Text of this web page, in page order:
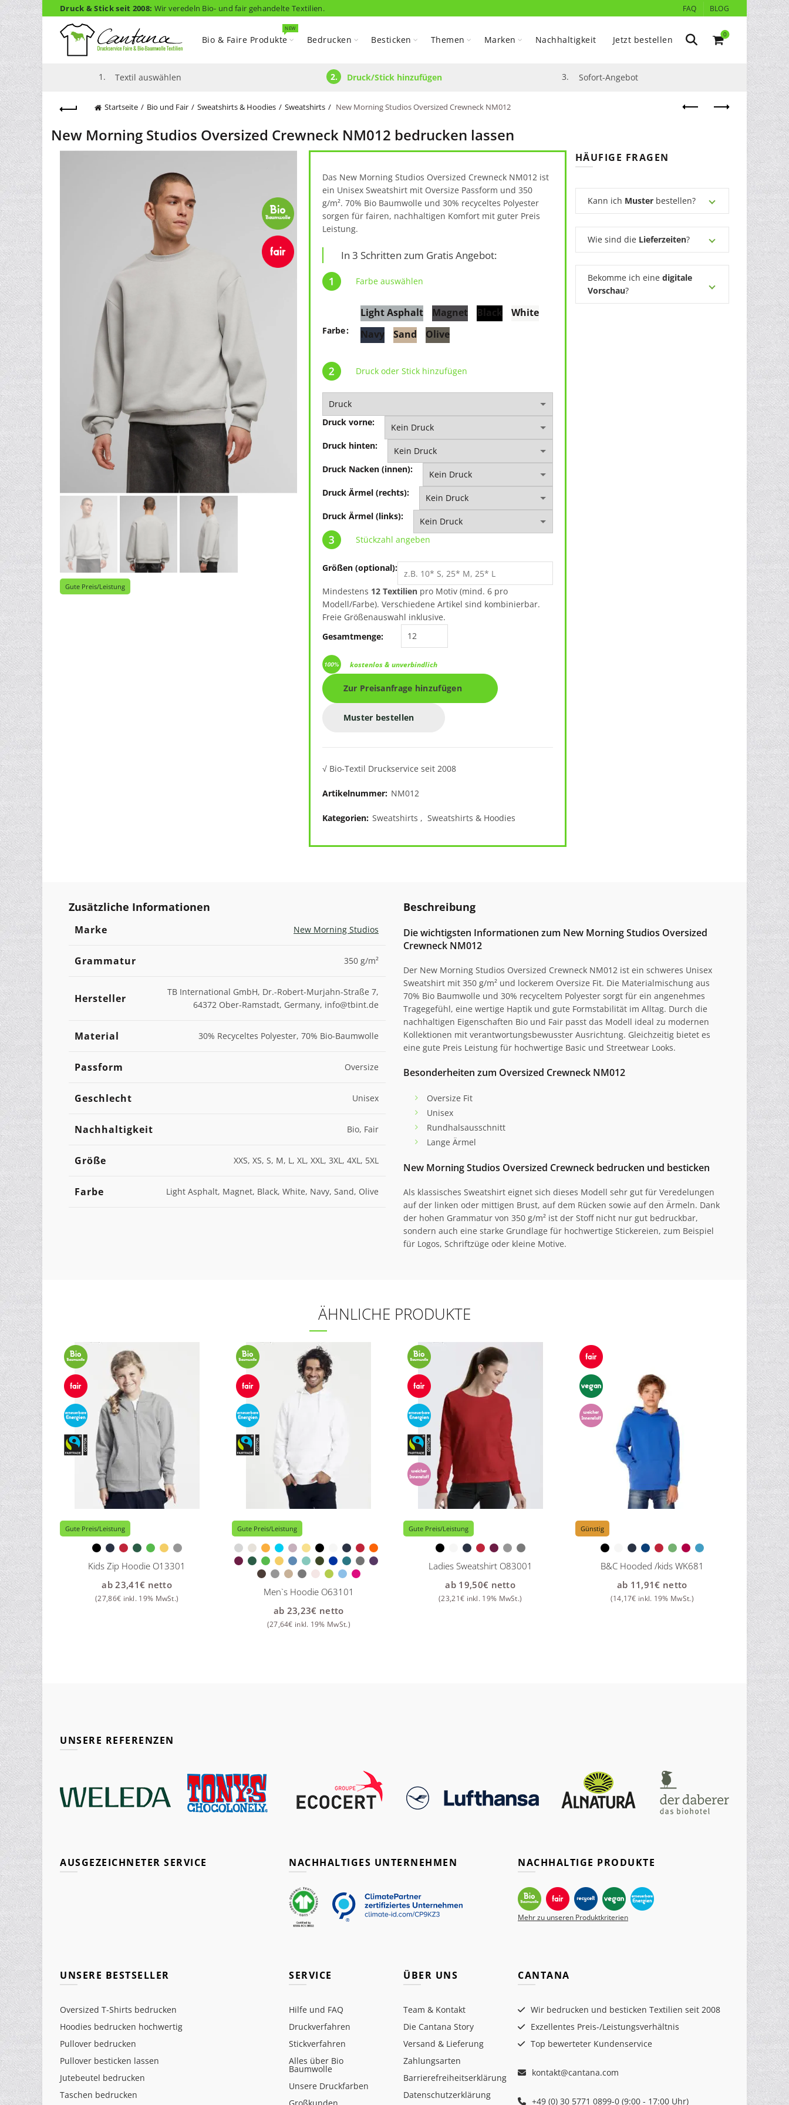
Druck & Stick seit 2008: Wir veredeln Bio- und fair gehandelte Textilien. FAQ BLOG
Bio & Faire Produkte
NEW
Bedrucken Besticken Themen Marken Nachhaltigkeit Jetzt bestellen 0
1. Textil auswählen 2. Druck/Stick hinzufügen 3. Sofort-Angebot
Startseite Bio und Fair Sweatshirts & Hoodies Sweatshirts New Morning Studios Oversized Crewneck NM012
New Morning Studios Oversized Crewneck NM012 bedrucken lassen
Gute Preis/Leistung
Das New Morning Studios Oversized Crewneck NM012 ist
ein Unisex Sweatshirt mit Oversize Passform und 350
g/m². 70% Bio Baumwolle und 30% recyceltes Polyester
sorgen für fairen, nachhaltigen Komfort mit guter Preis
Leistung.
In 3 Schritten zum Gratis Angebot:
Farbe auswählen
Farbe
Light Asphalt Magnet Black
White
Navy
Sand Olive
Druck oder Stick hinzufügen
Druck vorne:
Druck hinten:
Druck Nacken (innen):
Druck Ärmel (rechts):
Druck Ärmel (links):
Stückzahl angeben
Größen (optional):
Mindestens 12 Textilienpro Motiv (mind. 6 pro
Modell/Farbe). Verschiedene Artikel sind kombinierbar.
Freie Größenauswahl inklusive.
Gesamtmenge:
kostenlos & unverbindlich
Muster bestellen
√ Bio-Textil Druckservice seit 2008
Artikelnummer: NM012
Kategorien: Sweatshirts , Sweatshirts & Hoodies
HÄUFIGE FRAGEN
Kann ich Musterbestellen?
Wie sind die Lieferzeiten?
Bekomme ich eine digitale
Vorschau?
Zusätzliche Informationen
Marke New Morning Studios
Grammatur 350 g/m²
Hersteller
TB International GmbH, Dr.-Robert-Murjahn-Straße 7,
64372 Ober-Ramstadt, Germany, info@tbint.de
Material 30% Recyceltes Polyester, 70% Bio-Baumwolle
Passform Oversize
Geschlecht Unisex
Nachhaltigkeit Bio, Fair
Größe XXS, XS, S, M, L, XL, XXL, 3XL, 4XL, 5XL
Farbe Light Asphalt, Magnet, Black, White, Navy, Sand, Olive
Beschreibung
Die wichtigsten Informationen zum New Morning Studios Oversized
Crewneck NM012
Der New Morning Studios Oversized Crewneck NM012 ist ein schweres Unisex
Sweatshirt mit 350 g/m² und lockerem Oversize Fit. Die Materialmischung aus
70% Bio Baumwolle und 30% recyceltem Polyester sorgt für ein angenehmes
Tragegefühl, eine wertige Haptik und gute Formstabilität im Alltag. Durch die
nachhaltigen Eigenschaften Bio und Fair passt das Modell ideal zu modernen
Kollektionen mit verantwortungsbewusster Ausrichtung. Gleichzeitig bietet es
eine gute Preis Leistung für hochwertige Basic und Streetwear Looks.
Besonderheiten zum Oversized Crewneck NM012
Oversize Fit
Unisex
Rundhalsausschnitt
Lange Ärmel
New Morning Studios Oversized Crewneck bedrucken und besticken
Als klassisches Sweatshirt eignet sich dieses Modell sehr gut für Veredelungen
auf der linken oder mittigen Brust, auf dem Rücken sowie auf den Ärmeln. Dank
der hohen Grammatur von 350 g/m² ist der Stoff nicht nur gut bedruckbar,
sondern auch eine starke Grundlage für hochwertige Stickereien, zum Beispiel
für Logos, Schriftzüge oder kleine Motive.
ÄHNLICHE PRODUKTE
Gute Preis/Leistung
Kids Zip Hoodie O13301
ab23,41€ netto
(27,86€ inkl. 19% MwSt.)
Gute Preis/Leistung
Men`s Hoodie O63101
ab 23,23€ netto
(27,64€ inkl. 19% MwSt.)
Gute Preis/Leistung
Ladies Sweatshirt O83001
ab 19,50€ netto
(23,21€ inkl. 19% MwSt.)
Günstig
B&C Hooded /kids WK681
ab 11,91€ netto
(14,17€ inkl. 19% MwSt.)
UNSERE REFERENZEN
AUSGEZEICHNETER SERVICE NACHHALTIGES UNTERNEHMEN NACHHALTIGE PRODUKTE
Mehr zu unseren Produktkriterien
UNSERE BESTSELLER
Oversized T-Shirts bedrucken
Hoodies bedrucken hochwertig
Pullover bedrucken
Pullover besticken lassen
Jutebeutel bedrucken
Taschen bedrucken
SERVICE
Hilfe und FAQ
Druckverfahren
Stickverfahren
Alles über Bio
Baumwolle
Unsere Druckfarben
ÜBER UNS
Team & Kontakt
Die Cantana Story
Versand & Lieferung
Zahlungsarten
Barrierefreiheitserklärung
Datenschutzerklärung
CANTANA
Wir bedrucken und besticken Textilien seit 2008
Exzellentes Preis-/Leistungsverhältnis
Top bewerteter Kundenservice
kontakt@cantana.com
+49 (0) 30 5771 0899-0 (9:00 - 17:00 Uhr)